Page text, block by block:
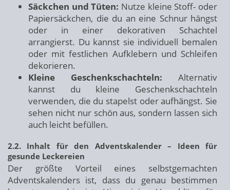
Säckchen und Tüten: Nutze kleine Stoff- oder
Papiersäckchen, die du an eine Schnur hängst
oder in einer dekorativen Schachtel
arrangierst. Du kannst sie individuell bemalen
oder mit festlichen Aufklebern und Schleifen
dekorieren.
Kleine Geschenkschachteln: Alternativ
kannst du kleine Geschenkschachteln
verwenden, die du stapelst oder aufhängst. Sie
sehen nicht nur schön aus, sondern lassen sich
auch leicht befüllen.
2.2. Inhalt für den Adventskalender – Ideen für
gesunde Leckereien
Der größte Vorteil eines selbstgemachten
Adventskalenders ist, dass du genau bestimmen